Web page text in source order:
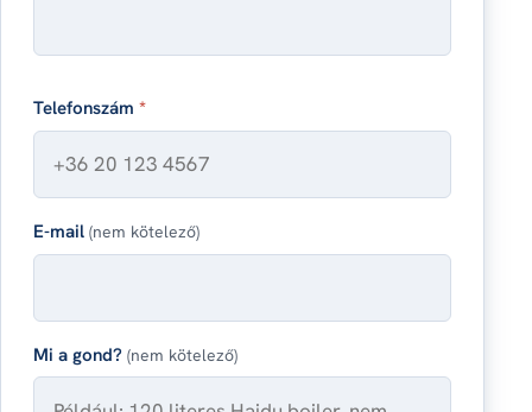
Telefonszám*
E-mail(nem kötelező)
Mi a gond?(nem kötelező)